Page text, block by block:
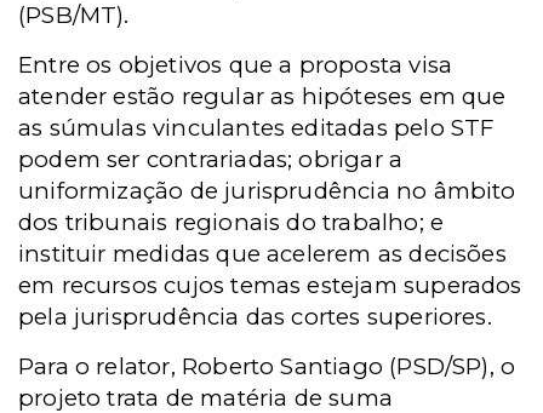
(PSB/MT).
Entre os objetivos que a proposta visa
atender estão regular as hipóteses em que
as súmulas vinculantes editadas pelo STF
podem ser contrariadas; obrigar a
uniformização de jurisprudência no âmbito
dos tribunais regionais do trabalho; e
instituir medidas que acelerem as decisões
em recursos cujos temas estejam superados
pela jurisprudência das cortes superiores.
Para o relator, Roberto Santiago (PSD/SP), o
projeto trata de matéria de suma